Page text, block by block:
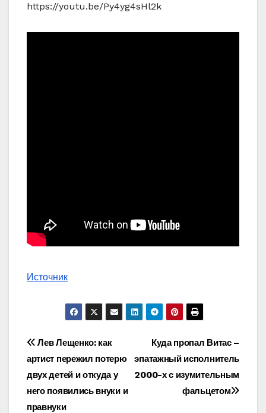
https://youtu.be/Py4yg4sHl2k
Источник
Навигация
по
записям
Куда пропал Витас –
эпатажный исполнитель
2000-х с изумительным
фальцетом
Лев Лещенко: как
артист пережил потерю
двух детей и откуда у
него появились внуки и
правнуки